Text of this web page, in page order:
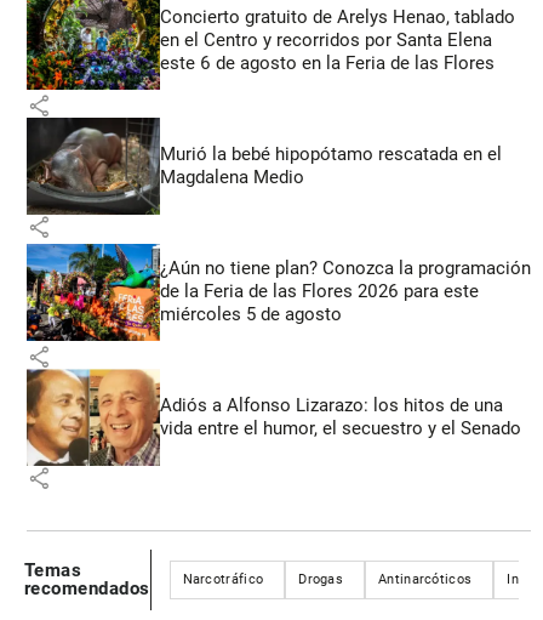
Concierto gratuito de Arelys Henao, tablado
en el Centro y recorridos por Santa Elena
este 6 de agosto en la Feria de las Flores
share
Murió la bebé hipopótamo rescatada en el
Magdalena Medio
share
¿Aún no tiene plan? Conozca la programación
de la Feria de las Flores 2026 para este
miércoles 5 de agosto
share
Adiós a Alfonso Lizarazo: los hitos de una
vida entre el humor, el secuestro y el Senado
share
Temas
recomendados
Narcotráfico Drogas Antinarcóticos